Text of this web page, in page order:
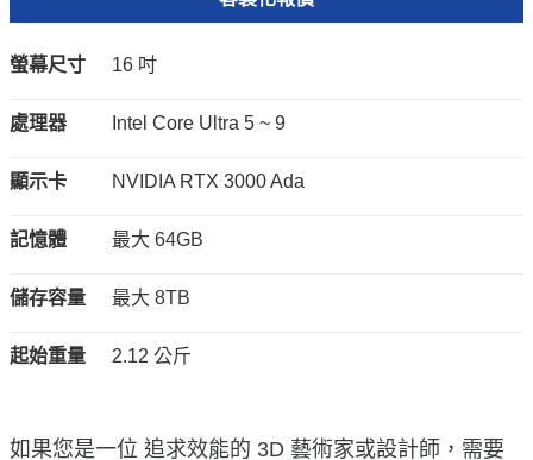
螢幕尺寸 16 吋
處理器 Intel Core Ultra 5 ~ 9
顯示卡 NVIDIA RTX 3000 Ada
記憶體 最大 64GB
儲存容量 最大 8TB
起始重量 2.12 公斤
如果您是一位 追求效能的 3D 藝術家或設計師，需要